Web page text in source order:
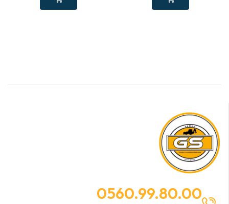
0560.99.80.00